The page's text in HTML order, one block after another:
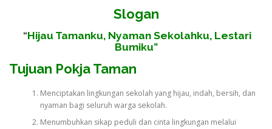
Slogan
“Hijau Tamanku, Nyaman Sekolahku, Lestari
Bumiku”
Tujuan Pokja Taman
Menciptakan lingkungan sekolah yang hijau, indah, bersih, dan
nyaman bagi seluruh warga sekolah.
Menumbuhkan sikap peduli dan cinta lingkungan melalui